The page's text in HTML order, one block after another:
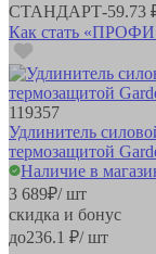
СТАНДАРТ-59.73
Как стать
119357
Удлинитель
термозащитой
Наличие в
3 689₽/ шт
скидка и бонус
до236.1 ₽/ шт